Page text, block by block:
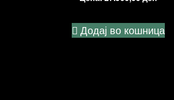
Додај во кошница